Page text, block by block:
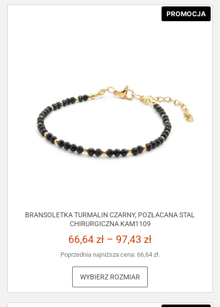
PROMOCJA
BRANSOLETKA TURMALIN CZARNY, POZŁACANA STAL
CHIRURGICZNA KAM1109
66,64 zł – 97,43 zł
Poprzednia najniższa cena: 66,64 zł.
WYBIERZ ROZMIAR